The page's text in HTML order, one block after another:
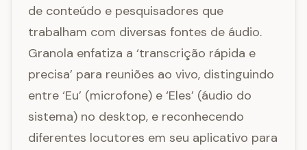
de conteúdo e pesquisadores que
trabalham com diversas fontes de áudio.
Granola enfatiza a ‘transcrição rápida e
precisa’ para reuniões ao vivo, distinguindo
entre ‘Eu’ (microfone) e ‘Eles’ (áudio do
sistema) no desktop, e reconhecendo
diferentes locutores em seu aplicativo para